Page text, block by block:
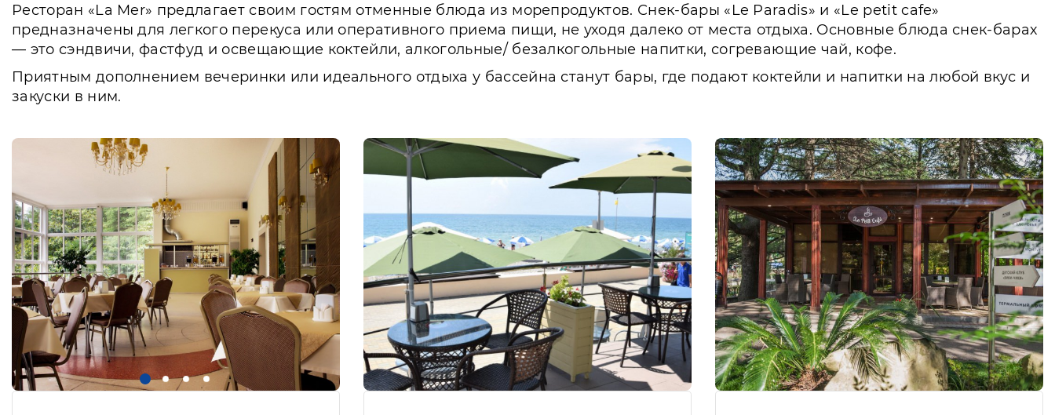
Ресторан «La Mer» предлагает своим гостям отменные блюда из морепродуктов. Снек-бары «Le Paradis» и «Le petit cafe»
предназначены для легкого перекуса или оперативного приема пищи, не уходя далеко от места отдыха. Основные блюда снек-барах
— это сэндвичи, фастфуд и освещающие коктейли, алкогольные/ безалкогольные напитки, согревающие чай, кофе.
Приятным дополнением вечеринки или идеального отдыха у бассейна станут бары, где подают коктейли и напитки на любой вкус и
закуски в ним.